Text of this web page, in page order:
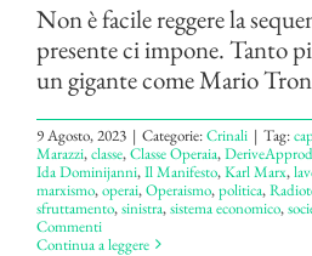
Non è facile reggere la
presente ci impone. Tanto
un gigante come Mario
9 Agosto, 2023 | Categorie:Crinali | Tag:
Marazzi,classe,Classe Operaia,
Ida Dominijanni,Il Manifesto,Karl Marx,
marxismo,operai,Operaismo,politica,
sfruttamento,sinistra,sistema economico,
Commenti
Continua a leggere